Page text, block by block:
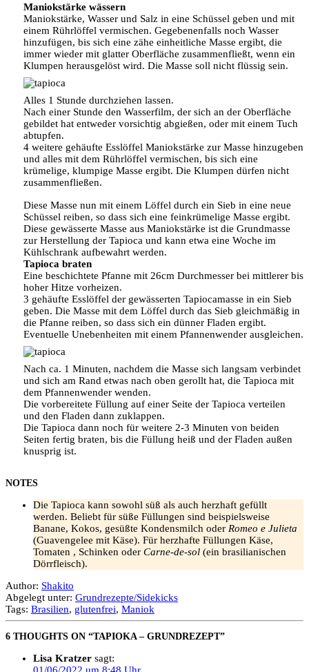
Maniokstärke wässern
Maniokstärke, Wasser und Salz in eine Schüssel geben und mit
einem Rührlöffel vermischen. Gegebenenfalls noch Wasser
hinzufügen, bis sich eine zähe einheitliche Masse ergibt, die
immer wieder mit glatter Oberfläche zusammenfließt, wenn ein
Klumpen herausgelöst wird. Die Masse soll nicht flüssig sein.
Alles 1 Stunde durchziehen lassen.
Nach einer Stunde den Wasserfilm, der sich an der Oberfläche
gebildet hat entweder vorsichtig abgießen, oder mit einem Tuch
abtupfen.
4 weitere gehäufte Esslöffel Maniokstärke zur Masse hinzugeben
und alles mit dem Rührlöffel vermischen, bis sich eine
krümelige, klumpige Masse ergibt. Die Klumpen dürfen nicht
zusammenfließen.
Diese Masse nun mit einem Löffel durch ein Sieb in eine neue
Schüssel reiben, so dass sich eine feinkrümelige Masse ergibt.
Diese gewässerte Masse aus Maniokstärke ist die Grundmasse
zur Herstellung der Tapioca und kann etwa eine Woche im
Kühlschrank aufbewahrt werden.
Tapioca braten
Eine beschichtete Pfanne mit 26cm Durchmesser bei mittlerer bis
hoher Hitze vorheizen.
3 gehäufte Esslöffel der gewässerten Tapiocamasse in ein Sieb
geben. Die Masse mit dem Löffel durch das Sieb gleichmäßig in
die Pfanne reiben, so dass sich ein dünner Fladen ergibt.
Eventuelle Unebenheiten mit einem Pfannenwender ausgleichen.
Nach ca. 1 Minuten, nachdem die Masse sich langsam verbindet
und sich am Rand etwas nach oben gerollt hat, die Tapioca mit
dem Pfannenwender wenden.
Die vorbereitete Füllung auf einer Seite der Tapioca verteilen
und den Fladen dann zuklappen.
Die Tapioca dann noch für weitere 2-3 Minuten von beiden
Seiten fertig braten, bis die Füllung heiß und der Fladen außen
knusprig ist.
NOTES
Die Tapioca kann sowohl süß als auch herzhaft gefüllt
werden. Beliebt für süße Füllungen sind beispielsweise
Banane, Kokos, gesüßte Kondensmilch oder Romeo e Julieta
(Guavengelee mit Käse). Für herzhafte Füllungen Käse,
Tomaten , Schinken oder Carne-de-sol (ein brasilianischen
Dörrfleisch).
Author: Shakito
Abgelegt unter: Grundrezepte/Sidekicks
Tags: Brasilien, glutenfrei, Maniok
6 THOUGHTS ON “TAPIOKA – GRUNDREZEPT”
Lisa Kratzer sagt: